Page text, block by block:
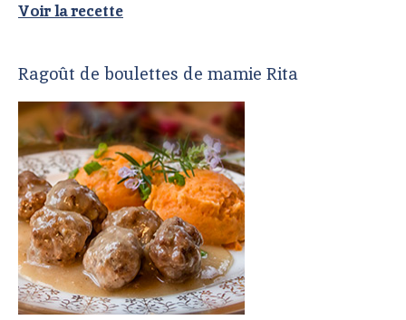
Voir la recette
Ragoût de boulettes de mamie Rita